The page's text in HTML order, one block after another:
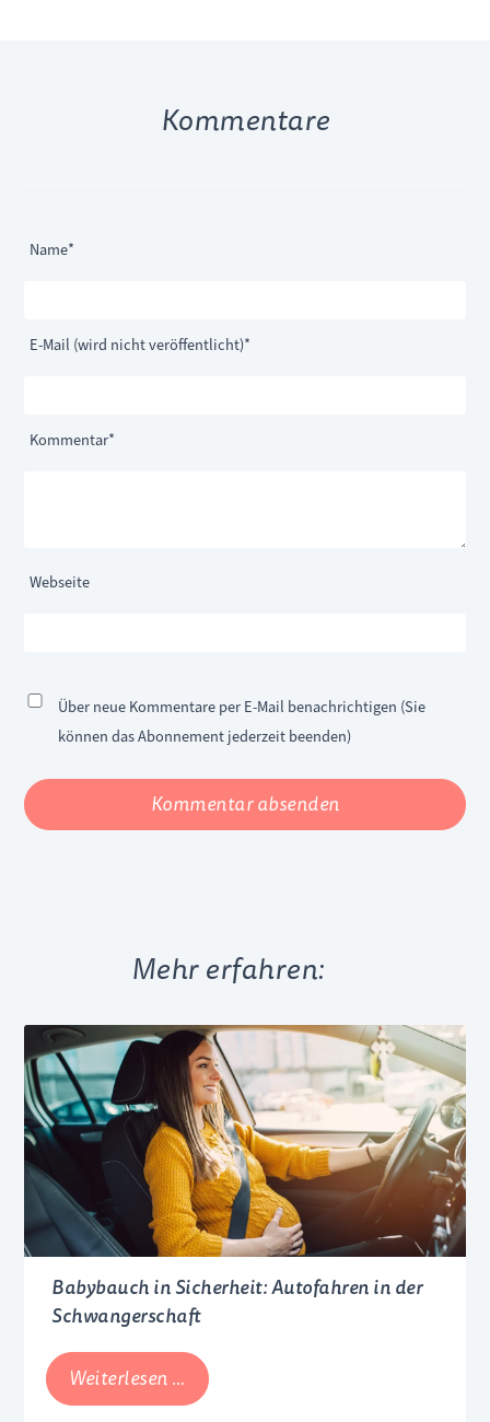
Kommentare
Pflichtfeld
Name*
Pflichtfeld
E-Mail (wird nicht veröffentlicht)*
Webseite
Pflichtfeld
Kommentar*
Über neue Kommentare per E-Mail benachrichtigen (Sie
können das Abonnement jederzeit beenden)
Kommentar absenden
Mehr erfahren:
Babybauch in Sicherheit: Autofahren in der
Schwangerschaft
Weiterlesen … Babybauch
in